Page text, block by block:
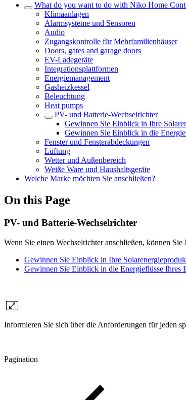
What do you want to do with Niko Home
Klimaanlagen
Alarmsysteme und Sensoren
Audio
Zugangskontrolle für Mehrfamilienhäuser
Doors, gates and garage doors
EV-Ladegeräte
Integrationsplattformen
Energiemanagement
Gasheizkessel
Beleuchtung
Heat pumps
PV- und Batterie-Wechselrichter
Gewinnen Sie Einblick in Ihre
Gewinnen Sie Einblick in die
Fenster und Fensterabdeckungen
Lüftung
Wetter und Außenbereich
Weiße Ware und Haushaltsgeräte
Welche Marke möchten Sie anschließen?
On this Page
PV- und Batterie-Wechselrichter
Wenn Sie einen Wechselrichter anschließen, können
Gewinnen Sie Einblick in Ihre
Gewinnen Sie Einblick in die Energieflüsse Ihres
Informieren Sie sich über die Anforderungen für jeden
Pagination